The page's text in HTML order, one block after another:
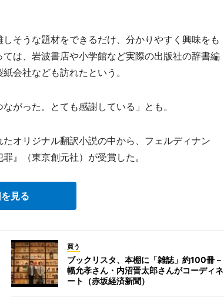
そうな題材をできるだけ、分かりやすく興味をも
は、岩波書店や小学館など実際の出版社の辞書編
会社なども訪れたという。
がった。とても感謝している」とも。
オリジナル翻訳小説の中から、フェルディナン
』（東京創元社）が受賞した。
見る
買う
ブックリスタ、本棚に「雑誌」約100冊－
幅允孝さん・内沼晋太郎さんがコーディネ
ート（赤坂経済新聞）